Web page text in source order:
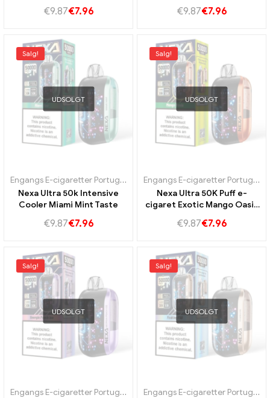
dampoplevelse
€9.87€7.96
Connection Langvarig
€9.87€7.96
Salg!
UDSOLGT
Engangs E-cigaretter Portugal Engangs e-cigaretter Sverige,
Nexa Ultra 50k Intensive
Cooler Miami Mint Taste
€9.87€7.96
Salg!
UDSOLGT
Engangs E-cigaretter Portugal
Nexa Ultra 50K Puff e-
cigaret Exotic Mango Oasis
€9.87€7.96
Salg!
UDSOLGT
Engangs E-cigaretter Portugal Engangs e-cigaretter Sverige,
Salg!
UDSOLGT
Engangs E-cigaretter Portugal